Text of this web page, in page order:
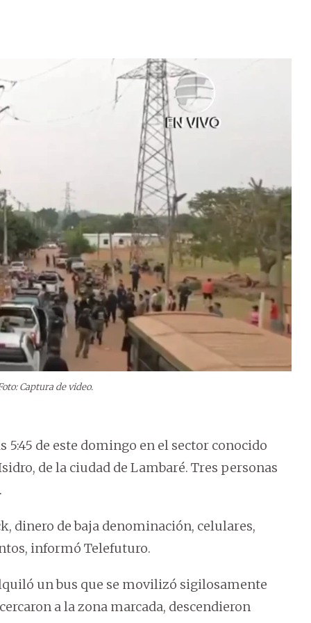
Captura de video.
de este domingo en el sector conocido
de la ciudad de Lambaré. Tres personas
dinero de baja denominación, celulares,
informó Telefuturo.
un bus que se movilizó sigilosamente
a la zona marcada, descendieron